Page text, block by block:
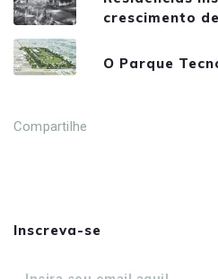
crescimento
O Parque
Compartilhe
Inscreva-se